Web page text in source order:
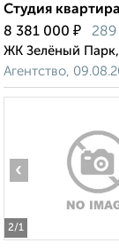
Студия
8 381 000 ₽
ЖК Зелёный Парк,
Агентство,
2/1
‹